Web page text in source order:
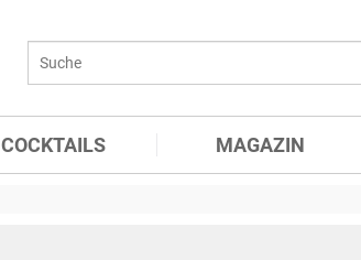
COCKTAILS MAGAZIN